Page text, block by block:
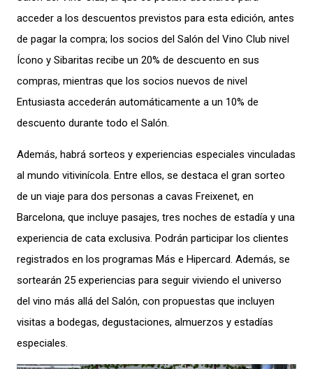
acceder a los descuentos previstos para esta edición, antes
de pagar la compra; los socios del Salón del Vino Club nivel
Ícono y Sibaritas recibe un 20% de descuento en sus
compras, mientras que los socios nuevos de nivel
Entusiasta accederán automáticamente a un 10% de
descuento durante todo el Salón.
Además, habrá sorteos y experiencias especiales vinculadas
al mundo vitivinícola. Entre ellos, se destaca el gran sorteo
de un viaje para dos personas a cavas Freixenet, en
Barcelona, que incluye pasajes, tres noches de estadía y una
experiencia de cata exclusiva. Podrán participar los clientes
registrados en los programas Más e Hipercard. Además, se
sortearán 25 experiencias para seguir viviendo el universo
del vino más allá del Salón, con propuestas que incluyen
visitas a bodegas, degustaciones, almuerzos y estadías
especiales.